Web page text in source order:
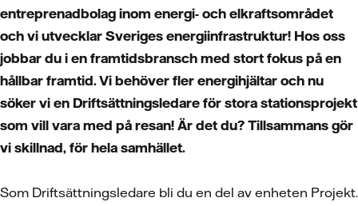
entreprenadbolag inom energi- och elkraftsområdet
och vi utvecklar Sveriges energiinfrastruktur! Hos oss
jobbar du i en framtidsbransch med stort fokus på en
hållbar framtid. Vi behöver fler energihjältar och nu
söker vi en Driftsättningsledare för stora stationsprojekt
som vill vara med på resan! Är det du? Tillsammans gör
vi skillnad, för hela samhället.
Som Driftsättningsledare bli du en del av enheten Projekt.